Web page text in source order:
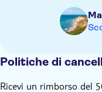
Politiche di
Ricevi un rimborso del